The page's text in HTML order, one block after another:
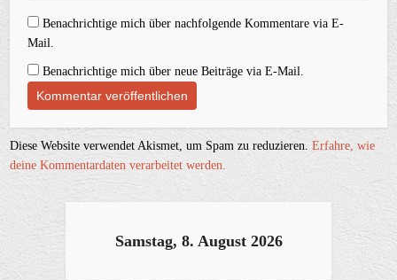
Benachrichtige mich über nachfolgende Kommentare via E-
Mail.
Benachrichtige mich über neue Beiträge via E-Mail.
Diese Website verwendet Akismet, um Spam zu reduzieren.Erfahre, wie
deine Kommentardaten verarbeitet werden.
Samstag, 8. August 2026